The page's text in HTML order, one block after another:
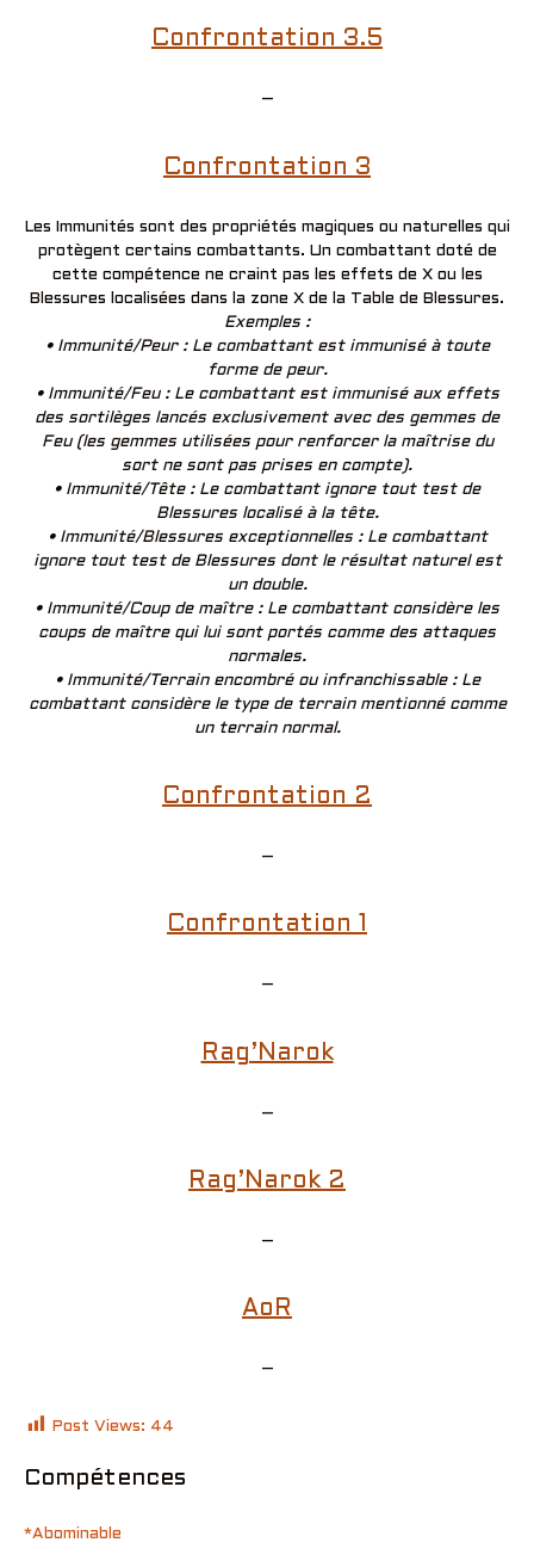
Confrontation 3.5
–
Confrontation 3
Les Immunités sont des propriétés magiques ou naturelles qui
protègent certains combattants. Un combattant doté de
cette compétence ne craint pas les effets de X ou les
Blessures localisées dans la zone X de la Table de Blessures.
Exemples :
• Immunité/Peur : Le combattant est immunisé à toute
forme de peur.
• Immunité/Feu : Le combattant est immunisé aux effets
des sortilèges lancés exclusivement avec des gemmes de
Feu (les gemmes utilisées pour renforcer la maîtrise du
sort ne sont pas prises en compte).
• Immunité/Tête : Le combattant ignore tout test de
Blessures localisé à la tête.
• Immunité/Blessures exceptionnelles : Le combattant
ignore tout test de Blessures dont le résultat naturel est
un double.
• Immunité/Coup de maître : Le combattant considère les
coups de maître qui lui sont portés comme des attaques
normales.
• Immunité/Terrain encombré ou infranchissable : Le
combattant considère le type de terrain mentionné comme
un terrain normal.
Confrontation 2
–
Confrontation 1
–
Rag’Narok
–
Rag’Narok 2
–
AoR
–
Post Views: 44
Compétences
*Abominable